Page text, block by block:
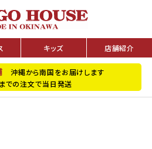
キッズ 店舗紹介
沖縄から南国をお届けします
での注文で当日発送